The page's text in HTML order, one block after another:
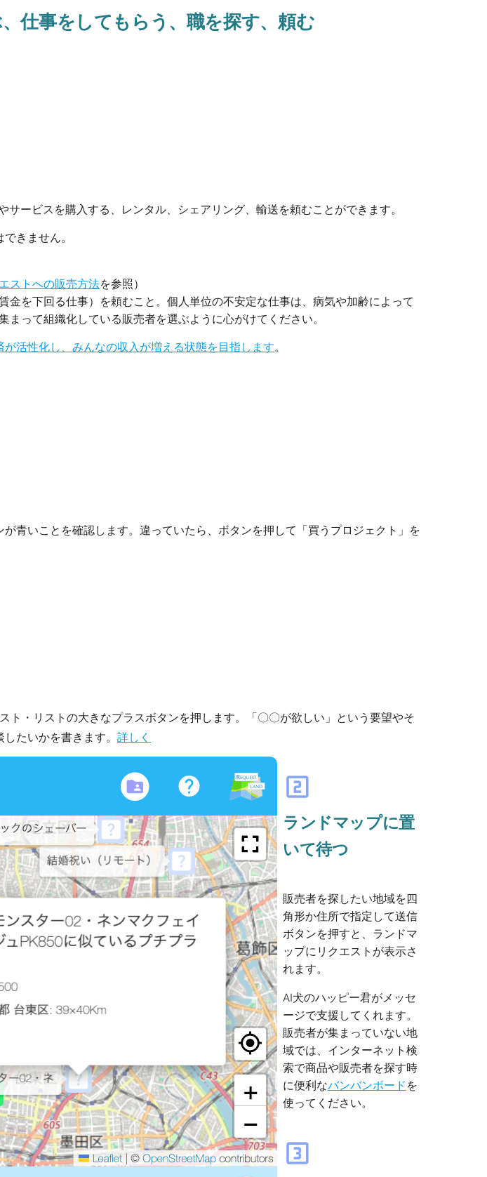
仕事をしてもらう、職を探す、頼む
ービスを購入する、レンタル、シェアリング、輸送を頼むことができます。
きません。
ストへの販売方法を参照）
金を下回る仕事）を頼むこと。個人単位の不安定な仕事は、病気や加齢によって
まって組織化している販売者を選ぶように心がけてください。
が活性化し、みんなの収入が増える状態を目指します。
が青いことを確認します。違っていたら、ボタンを押して「買うプロジェクト」を
ト・リストの大きなプラスボタンを押します。「〇〇が欲しい」という要望やそ
したいかを書きます。詳しく
looks_two
ランドマップに置
いて待つ
販売者を探したい地域を四
角形か住所で指定して送信
ボタンを押すと、ランドマ
ップにリクエストが表示さ
れます。
AI犬のハッピー君がメッセ
ージで支援してくれます。
販売者が集まっていない地
域では、インターネット検
索で商品や販売者を探す時
に便利なバンバンボード を
使ってください。
looks_3